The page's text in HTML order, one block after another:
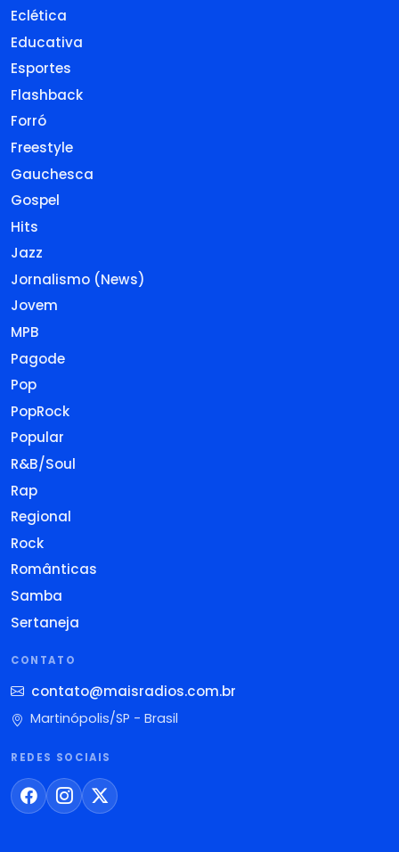
Eclética
Educativa
Esportes
Flashback
Forró
Freestyle
Gauchesca
Gospel
Hits
Jazz
Jornalismo (News)
Jovem
MPB
Pagode
Pop
PopRock
Popular
R&B/Soul
Rap
Regional
Rock
Românticas
Samba
Sertaneja
CONTATO
contato@maisradios.com.br
Martinópolis/SP - Brasil
REDES SOCIAIS